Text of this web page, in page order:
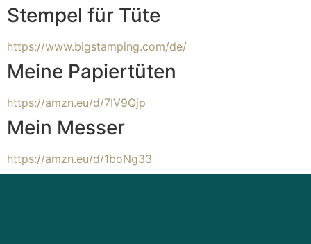
Stempel für Tüte
https://www.bigstamping.com/de/
Meine Papiertüten
https://amzn.eu/d/7IV9Qjp
Mein Messer
https://amzn.eu/d/1boNg33